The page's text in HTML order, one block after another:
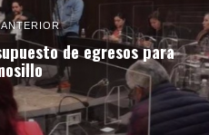
de egresos para